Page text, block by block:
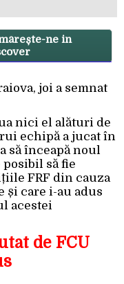
ne in
joi a semnat
nici el alături de
echipă a jucat în
să înceapă noul
posibil să fie
FRF din cauza
care i-au adus
acestei
de FCU